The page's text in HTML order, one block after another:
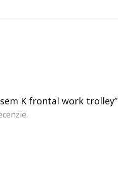
K frontal work trolley”